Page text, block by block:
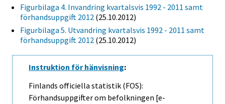
Figurbilaga 4. Invandring kvartalsvis 1992 - 2011 samt
förhandsuppgift 2012 (25.10.2012)
Figurbilaga 5. Utvandring kvartalsvis 1992 - 2011 samt
förhandsuppgift 2012 (25.10.2012)
Instruktion för hänvisning:
Finlands officiella statistik (FOS):
Förhandsuppgifter om befolkningen [e-